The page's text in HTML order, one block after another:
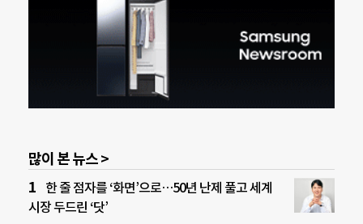
많이 본 뉴스 >
한 줄 점자를 ‘화면’으로…50년 난제 풀고 세계
시장 두드린 ‘닷’